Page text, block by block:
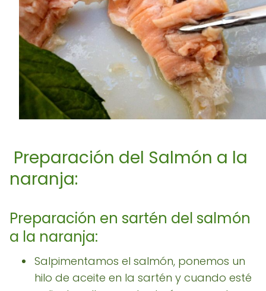
Preparación del Salmón a la
naranja:
Preparación en sartén del salmón
a la naranja:
Salpimentamos el salmón, ponemos un
hilo de aceite en la sartén y cuando esté